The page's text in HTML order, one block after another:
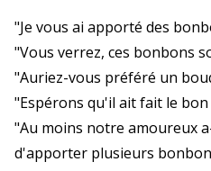
"Je vous ai apporté des
"Vous verrez, ces bonbons
"Auriez-vous préféré un
"Espérons qu'il ait fait le bon
"Au moins notre amoureux
d'apporter plusieurs